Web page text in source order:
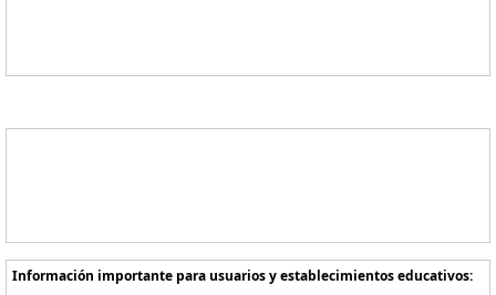
Información importante para usuarios y establecimientos educativos: